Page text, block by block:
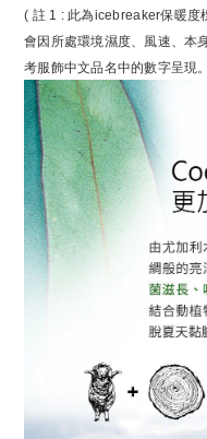
( 註 1 : 此為icebreaker保暖度
會因所處環境濕度、風速、本
考服飾中文品名中的數字呈現